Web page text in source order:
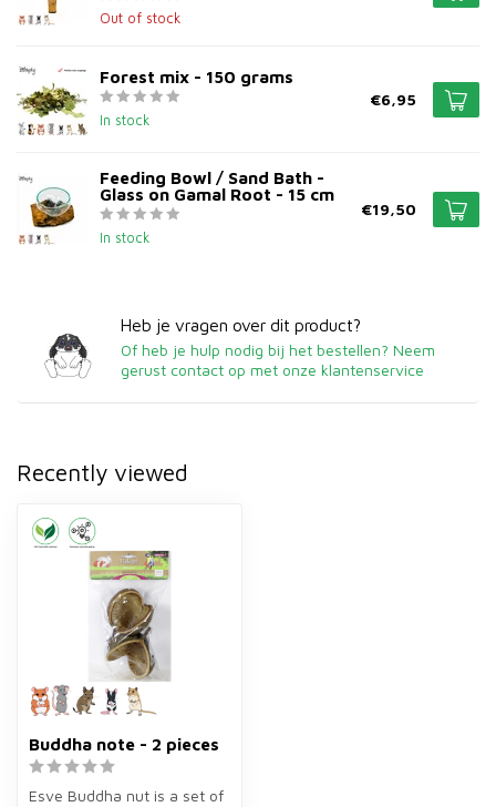
Out of stock
Forest mix - 150 grams
In stock
€6,95
Feeding Bowl / Sand Bath -
Glass on Gamal Root - 15 cm
In stock
€19,50
Heb je vragen over dit product?
Of heb je hulp nodig bij het bestellen? Neem
gerust contact op met onze klantenservice
Recently viewed
Buddha note - 2 pieces
Esve Buddha nut is a set of